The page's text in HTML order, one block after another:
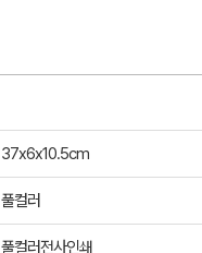
37x6x10.5cm
풀컬러
풀컬러전사인쇄